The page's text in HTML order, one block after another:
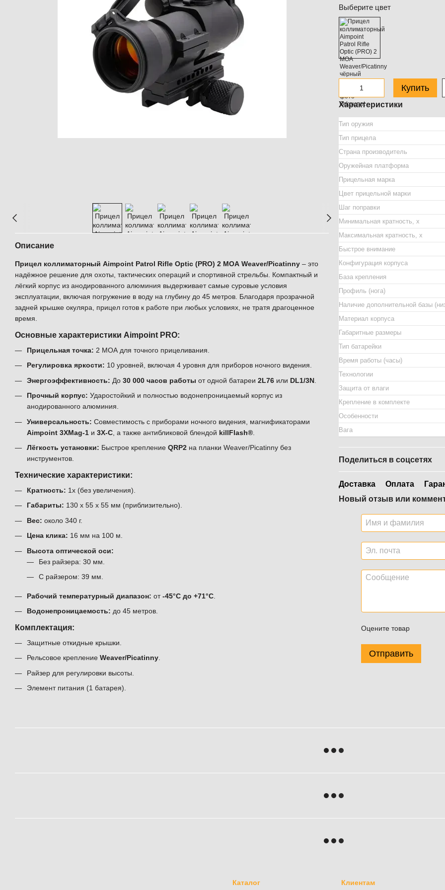
Описание
Прицел коллиматорный Aimpoint Patrol Rifle Optic (PRO) 2 МОА Weaver/Picatinny – это
надёжное решение для охоты, тактических операций и спортивной стрельбы. Компактный и
лёгкий корпус из анодированного алюминия выдерживает самые суровые условия
эксплуатации, включая погружение в воду на глубину до 45 метров. Благодаря прозрачной
задней крышке окуляра, прицел готов к работе при любых условиях, не тратя драгоценное
время.
Основные характеристики Aimpoint PRO:
Прицельная точка: 2 МОА для точного прицеливания.
Регулировка яркости: 10 уровней, включая 4 уровня для приборов ночного видения.
Энергоэффективность: До 30 000 часов работы от одной батареи 2L76 или DL1/3N
Прочный корпус: Ударостойкий и полностью водонепроницаемый корпус из
анодированного алюминия.
Универсальность: Совместимость с приборами ночного видения, магнификаторами
Aimpoint 3XMag-1 и 3X-C , а также антибликовой блендой killFlash®
Лёгкость установки: Быстрое крепление QRP2 на планки Weaver/Picatinny без
инструментов.
Технические характеристики:
Кратность: 1x (без увеличения).
Габариты: 130 x 55 x 55 мм (приблизительно).
Вес: около 340 г.
Цена клика: 16 мм на 100 м.
Высота оптической оси:
Без райзера: 30 мм.
С райзером: 39 мм.
Рабочий температурный диапазон: от-45°C до +71°C
Водонепроницаемость: до 45 метров.
Комплектация:
Защитные откидные крышки.
Рельсовое крепление Weaver/Picatinny.
Райзер для регулировки высоты.
Элемент питания (1 батарея).
Выберите цвет
Купить
Характеристики
Тип оружия
Тип прицела
Страна производитель
Оружейная платформа
Прицельная марка
Цвет прицельной марки
Шаг поправки
Минимальная кратность, х
Максимальная кратность, х
Быстрое внимание
Конфигурация корпуса
База крепления
Профиль (нога)
Наличие дополнительной базы
Материал корпуса
Габаритные размеры
Тип батарейки
Время работы (часы)
Технологии
Защита от влаги
Крепление в комплекте
Особенности
Вага
Поделиться в соцсетях
Доставка Оплата
Новый отзыв или
Оцените товар
Отправить
Каталог Клиентам